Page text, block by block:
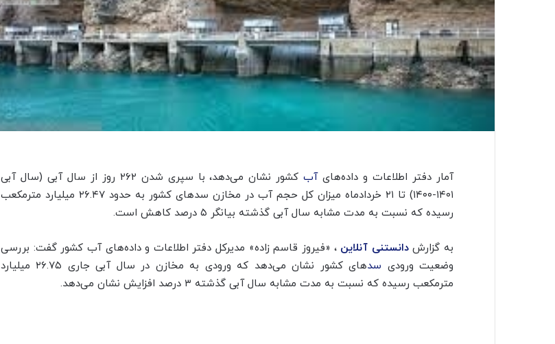
آمار دفتر اطلاعات و داده‌هایآب
کشور نشان می‌دهد، با سپری شدن ۲۶۲ روز از سال آبی (سال آبی
۱۴۰۱-۱۴۰۰) تا ۲۱ خردادماه میزان کل حجم آب در مخازن سدهای کشور به حدود ۲۶.۴۷ میلیارد مترمکعب
رسیده که نسبت به مدت مشابه سال آبی گذشته بیانگر ۵ درصد کاهش است.
به گزارشدانستنی آنلاین ، «فیروز قاسم زاده» مدیرکل دفتر اطلاعات و داده‌های آب کشور گفت: بررسی
وضعیت ورودی سد
های کشور نشان می‌دهد که ورودی به مخازن در سال آبی جاری ۲۶.۷۵ میلیارد
مترمکعب رسیده که نسبت به مدت مشابه سال آبی گذشته ۳ درصد افزایش نشان می‌دهد.